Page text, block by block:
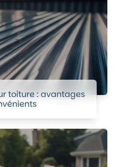
toiture : avantages